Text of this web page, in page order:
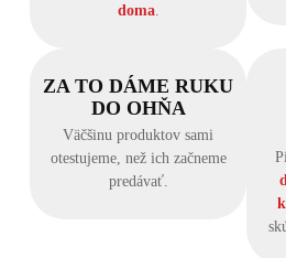
doma.
ZA TO DÁME RUKU
DO OHŇA
Väčšinu produktov sami
otestujeme, než ich začneme
predávať.